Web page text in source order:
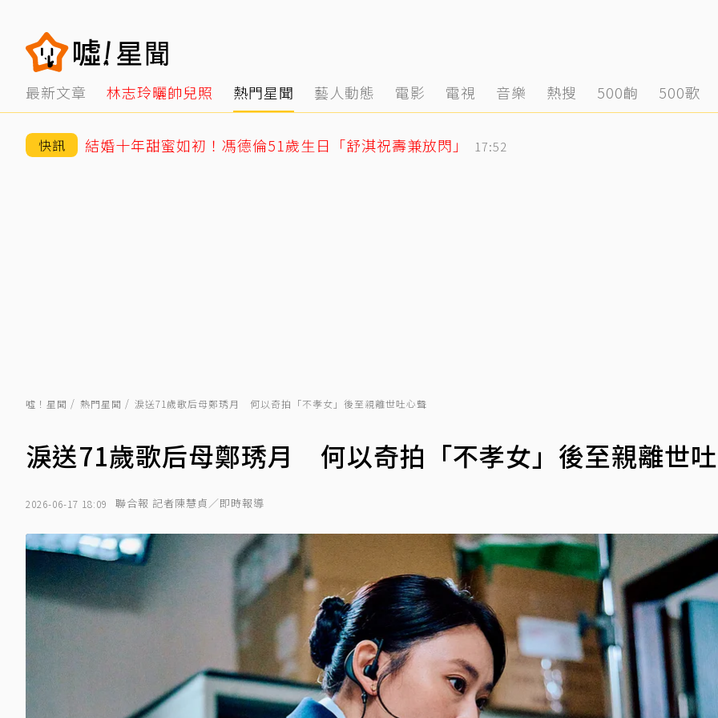
最新文章 林志玲曬帥兒照 熱門星聞 藝人動態 電影 電視 音樂 熱搜 500齣 500歌
快訊 結婚十年甜蜜如初！馮德倫51歲生日「舒淇祝壽兼放閃」 17:52
噓！星聞 熱門星聞 淚送71歲歌后母鄭琇月 何以奇拍「不孝女」後至親離世吐心聲
淚送71歲歌后母鄭琇月 何以奇拍「不孝女」後至親離世
2026-06-17 18:09 聯合報 記者陳慧貞／即時報導